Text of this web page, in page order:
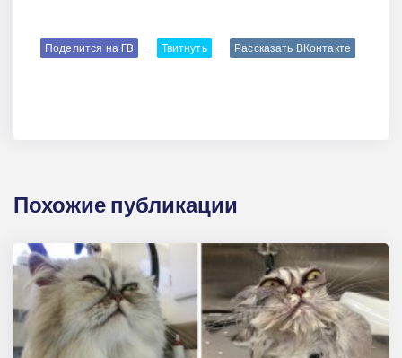
Поделится на FB Твитнуть Рассказать ВКонтакте
Похожие публикации